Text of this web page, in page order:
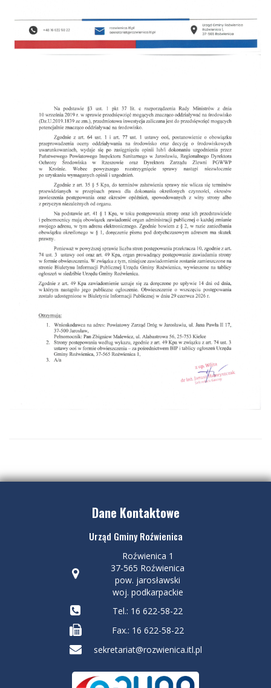
Dane Kontaktowe
Urząd Gminy Roźwienica
Roźwienica 1
37-565 Roźwienica
pow. jarosławski
woj. podkarpackie
Tel.: 16 622-58-22
Fax.: 16 622-58-22
sekretariat@rozwienica.itl.pl